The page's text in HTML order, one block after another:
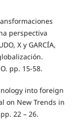
perspectiva
X y GARCÍA,
pp. 15-58.
into foreign
on New Trends in
22 – 26.